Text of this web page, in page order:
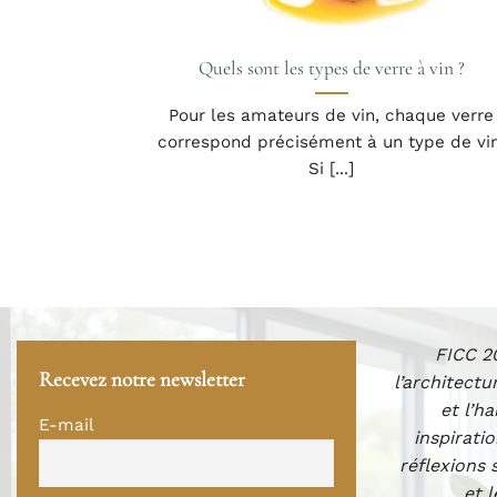
Quels sont les types de verre à vin ?
Pour les amateurs de vin, chaque verre
correspond précisément à un type de
Si [...]
Recevez notre newsletter
E-mail
FICC
et
réflexions